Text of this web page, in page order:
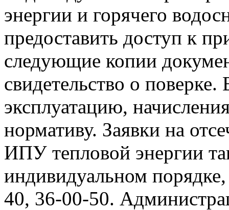
энергии и горячего
предоставить доступ к
следующие копии
свидетельство о
эксплуатацию,
нормативу. Заявки на
ИПУ тепловой энергии
индивидуальном
40, 36-00-50.